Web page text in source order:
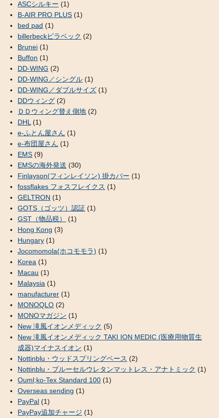
ASCシルキー (1)
B-AIR PRO PLUS (1)
bed pad (1)
billerbeckビラベック (2)
Brunei (1)
Buffon (1)
DD-WING (2)
DD-WING／シングル (1)
DD-WING／ダブルサイズ (1)
DDウィング (2)
ＤＤウィング替え側地 (2)
DHL (1)
e-ふとん屋さん (1)
e-布団屋さん (1)
EMS (9)
EMSの海外発送 (30)
Finlayson(フィンレイソン) 掛カバー (1)
fossflakes フォスフレイクス (1)
GELTRON (1)
GOTS（ゴッツ）認証 (1)
GST（物品税）
(1)
Hong Kong (3)
Hungary (1)
Jocomomola(ホコモモラ) (1)
Korea (1)
Macau (1)
Malaysia (1)
manufacturer (1)
MONOQLO (2)
MONOマガジン (1)
New 滝風イオンメディック (5)
New 滝風イオンメディック TAKI ION MEDIC (医療用物質生
成器)マイナスイオン (1)
Nottinblu・ウッドスプリングベース (2)
Nottinblu・ブルーセルウレタンマットレス・アナトミック (1)
Ouml;ko-Tex Standard 100 (1)
Overseas sending (1)
PayPal (1)
PayPay追加チャージ (1)